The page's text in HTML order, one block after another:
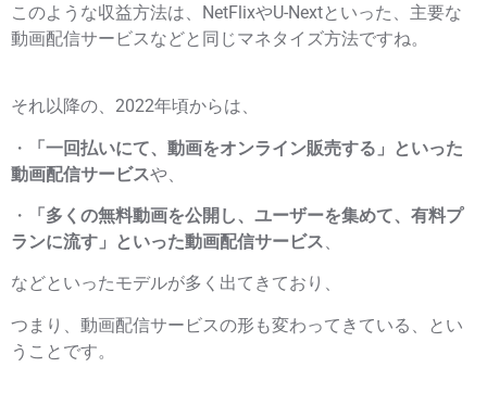
このような収益方法は、NetFlixやU-Nextといった、主要な
動画配信サービスなどと同じマネタイズ方法ですね。
それ以降の、2022年頃からは、
・
「一回払いにて、動画をオンライン販売する」といった
動画配信サービスや、
・
「多くの無料動画を公開し、ユーザーを集めて、有料プ
ランに流す」といった動画配信サービス、
などといったモデルが多く出てきており、
つまり、動画配信サービスの形も変わってきている、とい
うことです。